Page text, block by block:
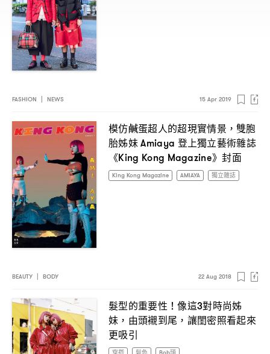
FASHION NEWS 15 Apr 2019
模仿鹹蛋超人的超現實情景 ，雙胞
胎姊妹Amiaya 登上獨立藝術雜誌
《King Kong Magazine》封面
King Kong Magazine AMIAYA 獨立雜誌
BEAUTY BODY 22 Aug 2018
髮型的重要性！像這3對時尚姊
妹 ， 由頭襯到尾 ， 讓閨密照看起來
更吸引